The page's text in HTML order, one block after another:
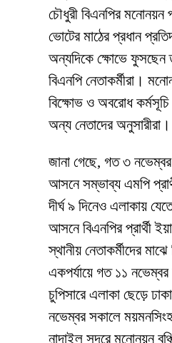
চৌধুরী বিএনপির
ভোটের মাঠের প্রধান
অন্যদিকে ক্ষোভে ফুসছেন
বিএনপি নেতাকর্মীরা।
বিক্ষোভ ও অবরোধ
অন্য নেতাদের অনুসারীরা।
জানা গেছে, গত ৩
আসনে সম্ভাব্য এমপি
দীর্ঘ ৯ দিনেও এলাকায়
আসনে বিএনপির প্রার্থী
স্থানীয় নেতাকর্মীদের
একপর্যায়ে গত ১১
চুপিসারে এলাকা ছেড়ে
নভেম্বর সকালে
নান্দাইল সদরে মনোনয়ন